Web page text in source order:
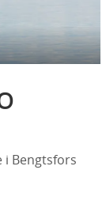
i Bengtsfors